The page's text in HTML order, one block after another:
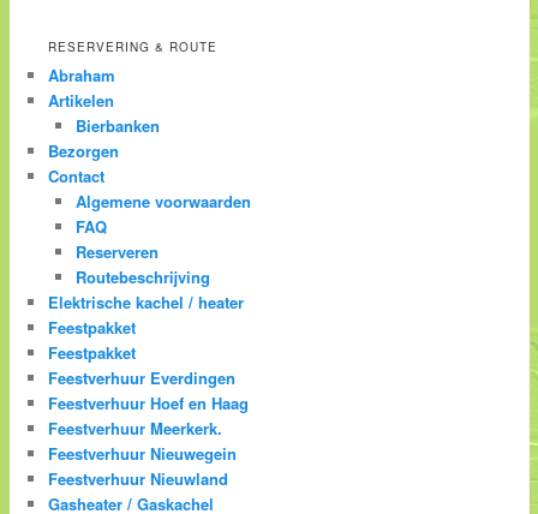
RESERVERING & ROUTE
Abraham
Artikelen
Bierbanken
Bezorgen
Contact
Algemene voorwaarden
FAQ
Reserveren
Routebeschrijving
Elektrische kachel / heater
Feestpakket
Feestpakket
Feestverhuur Everdingen
Feestverhuur Hoef en Haag
Feestverhuur Meerkerk.
Feestverhuur Nieuwegein
Feestverhuur Nieuwland
Gasheater / Gaskachel